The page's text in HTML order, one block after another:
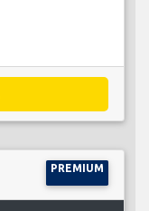
PREMIUM